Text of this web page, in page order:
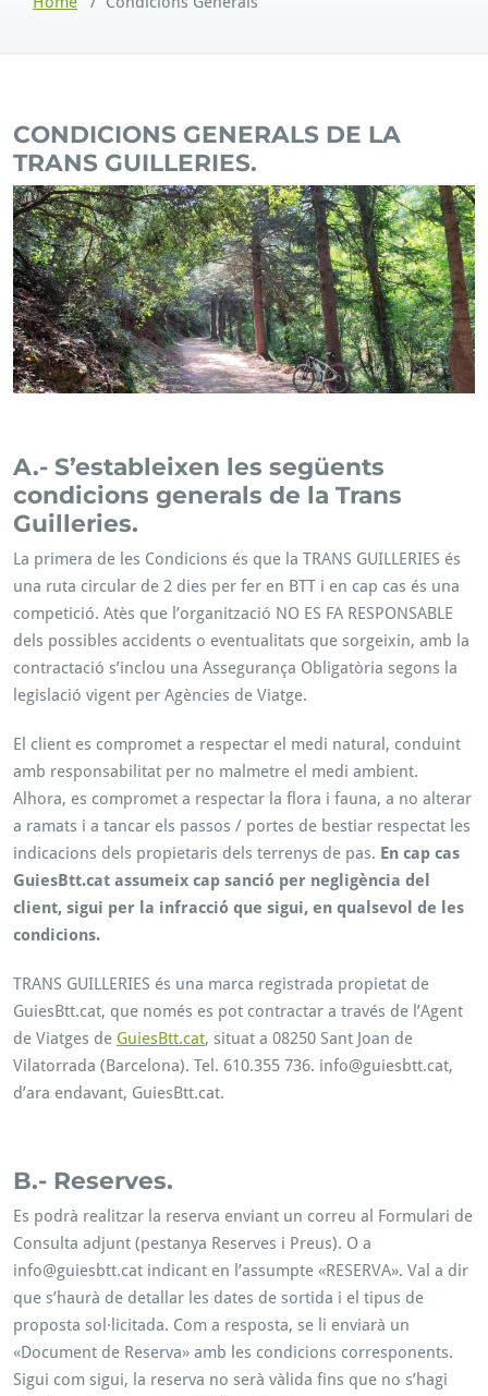
CONDICIONS GENERALS DE LA
TRANS GUILLERIES.
A.- S’estableixen les següents
condicions generals de la Trans
Guilleries.
La primera de les Condicions és que la TRANS GUILLERIES és
una ruta circular de 2 dies per fer en BTT i en cap cas és una
competició. Atès que l’organització NO ES FA RESPONSABLE
dels possibles accidents o eventualitats que sorgeixin, amb la
contractació s’inclou una Assegurança Obligatòria segons la
legislació vigent per Agències de Viatge.
El client es compromet a respectar el medi natural, conduint
amb responsabilitat per no malmetre el medi ambient.
Alhora, es compromet a respectar la flora i fauna, a no alterar
a ramats i a tancar els passos / portes de bestiar respectat les
indicacions dels propietaris dels terrenys de pas. En cap cas
GuiesBtt.cat assumeix cap sanció per negligència del
client, sigui per la infracció que sigui, en qualsevol de les
condicions.
TRANS GUILLERIES és una marca registrada propietat de
GuiesBtt.cat, que només es pot contractar a través de l’Agent
de Viatges de GuiesBtt.cat, situat a 08250 Sant Joan de
Vilatorrada (Barcelona). Tel. 610.355 736. info@guiesbtt.cat,
d’ara endavant, GuiesBtt.cat.
B.- Reserves.
Es podrà realitzar la reserva enviant un correu al Formulari de
Consulta adjunt (pestanya Reserves i Preus). O a
info@guiesbtt.cat indicant en l’assumpte «RESERVA». Val a dir
que s’haurà de detallar les dates de sortida i el tipus de
proposta sol·licitada. Com a resposta, se li enviarà un
«Document de Reserva» amb les condicions corresponents.
Sigui com sigui, la reserva no serà vàlida fins que no s’hagi